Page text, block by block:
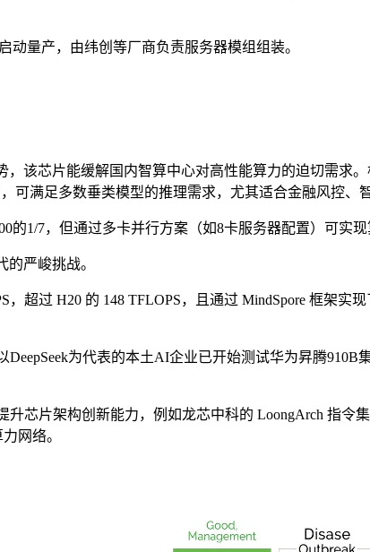
动量产，由纬创等厂商负责服务器模组组装。
该芯片能缓解国内智算中心对高性能算力的迫切需求
可满足多数垂类模型的推理需求，尤其适合金融风控、
的1/7，但通过多卡并行方案（如8卡服务器配置）可实
严峻挑战。
，超过 H20 的 148 TFLOPS，且通过 MindSpore 框架
为代表的本土AI企业已开始测试华为昇腾
芯片架构创新能力，例如龙芯中科的 LoongArch 指
网络。